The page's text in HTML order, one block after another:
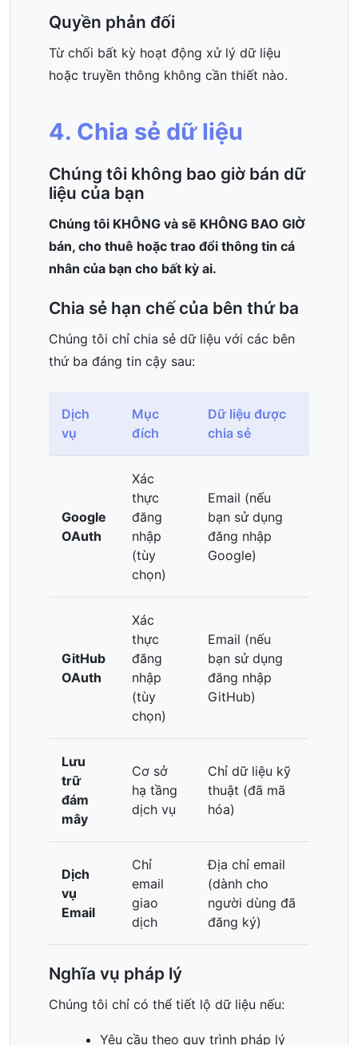
Quyền phản đối
Từ chối bất kỳ hoạt động xử lý dữ liệu
hoặc truyền thông không cần thiết nào.
4. Chia sẻ dữ liệu
Chúng tôi không bao giờ bán dữ
liệu của bạn
Chúng tôi KHÔNG và sẽ KHÔNG BAO GIỜ
bán, cho thuê hoặc trao đổi thông tin cá
nhân của bạn cho bất kỳ ai.
Chia sẻ hạn chế của bên thứ ba
Chúng tôi chỉ chia sẻ dữ liệu với các bên
thứ ba đáng tin cậy sau:
Dịch
vụ
Mục
đích
Dữ liệu được
chia sẻ
Google
OAuth
Xác
thực
đăng
nhập
(tùy
chọn)
Email (nếu
bạn sử dụng
đăng nhập
Google)
GitHub
OAuth
Xác
thực
đăng
nhập
(tùy
chọn)
Email (nếu
bạn sử dụng
đăng nhập
GitHub)
Lưu
trữ
đám
mây
Cơ sở
hạ tầng
dịch vụ
Chỉ dữ liệu kỹ
thuật (đã mã
hóa)
Dịch
vụ
Email
Chỉ
email
giao
dịch
Địa chỉ email
(dành cho
người dùng đã
đăng ký)
Nghĩa vụ pháp lý
Chúng tôi chỉ có thể tiết lộ dữ liệu nếu:
Yêu cầu theo quy trình pháp lý